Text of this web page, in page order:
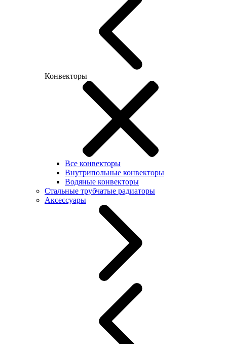
Конвекторы
Все конвекторы
Внутрипольные конвекторы
Водяные конвекторы
Стальные трубчатые радиаторы
Аксессуары